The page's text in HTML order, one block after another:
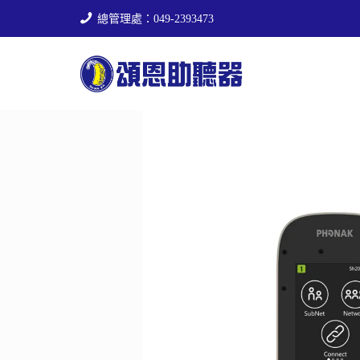
總管理處：049-2393473